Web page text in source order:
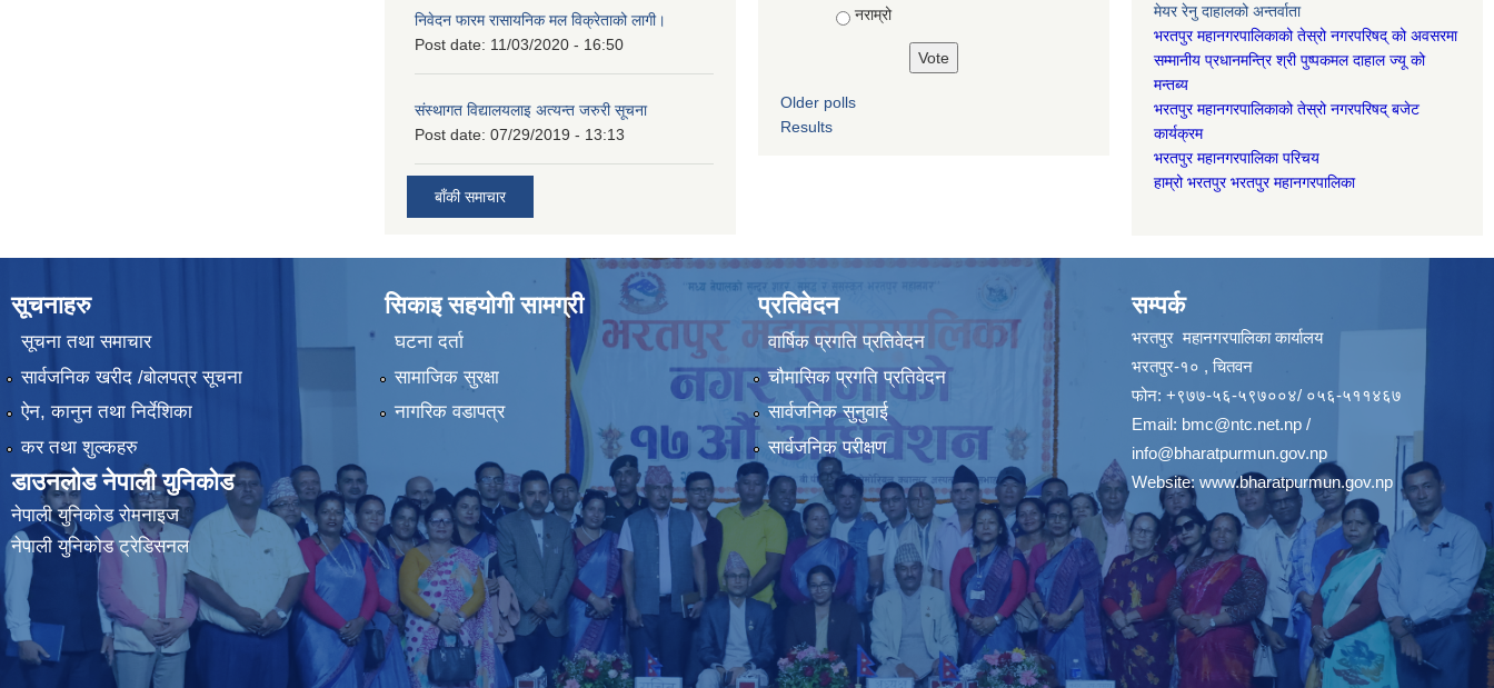
निवेदन फारम रासायनिक मल विक्रेताको लागी।
Post date: 11/03/2020 - 16:50
संस्थागत विद्यालयलाइ अत्यन्त जरुरी सूचना
Post date: 07/29/2019 - 13:13
बाँकी समाचार
नराम्रो
Older polls
Results
मेयर रेनु दाहालको अन्तर्वाता
भरतपुर महानगरपालिकाको तेस्रो नगरपरिषद् को अवसरमा
सम्मानीय प्रधानमन्त्रि श्री पुष्पकमल दाहाल ज्यू को
मन्तब्य
भरतपुर महानगरपालिकाको तेस्रो नगरपरिषद् बजेट
कार्यक्रम
भरतपुर महानगरपालिका परिचय
हाम्रो भरतपुर भरतपुर महानगरपालिका
सूचनाहरु
सूचना तथा समाचार
सार्वजनिक खरीद /बोलपत्र सूचना
ऐन, कानुन तथा निर्देशिका
कर तथा शुल्कहरु
डाउनलोड नेपाली युनिकोड
नेपाली युनिकोड रोमनाइज
नेपाली युनिकोड ट्रेडिसनल
सिकाइ सहयोगी सामग्री
घटना दर्ता
सामाजिक सुरक्षा
नागरिक वडापत्र
प्रतिवेदन
वार्षिक प्रगति प्रतिवेदन
चौमासिक प्रगति प्रतिवेदन
सार्वजनिक सुनुवाई
सार्वजनिक परीक्षण
सम्पर्क
भरतपुर महानगरपालिका कार्यालय
भरतपुर-१० , चितवन
फोन: +९७७-५६-५९७००४/ ०५६-५११४६७
Email: bmc@ntc.net.np /
info@bharatpurmun.gov.np
Website: www.bharatpurmun.gov.np